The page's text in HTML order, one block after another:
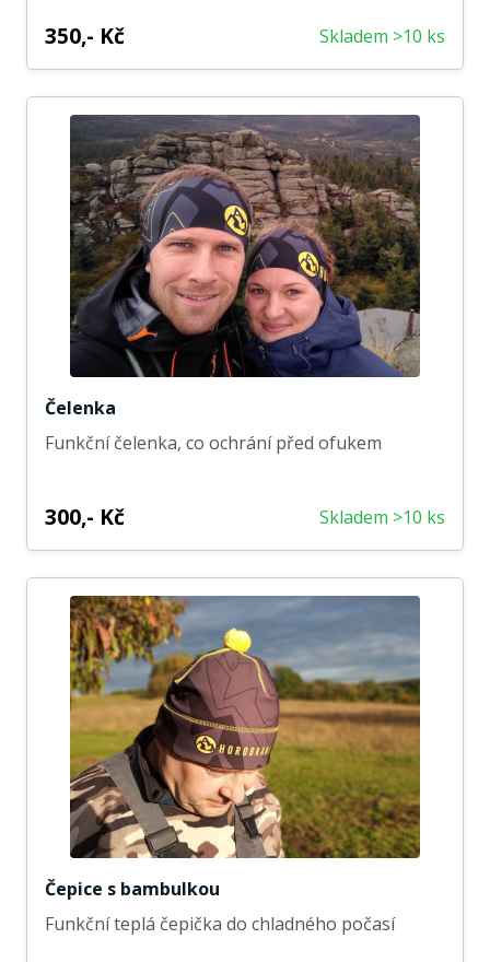
350,- Kč Skladem >10 ks
Čelenka
Funkční čelenka, co ochrání před ofukem
300,- Kč Skladem >10 ks
Čepice s bambulkou
Funkční teplá čepička do chladného počasí